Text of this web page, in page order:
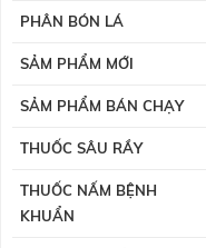
PHÂN BÓN LÁ
SẢM PHẨM MỚI
SẢM PHẨM BÁN CHẠY
THUỐC SÂU RẦY
THUỐC NẤM BỆNH
KHUẨN